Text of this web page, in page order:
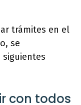
trámites en el
se
con todos